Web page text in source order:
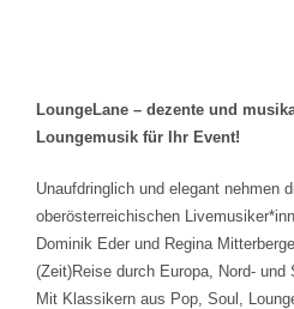
LoungeLane – dezente und
Loungemusik für Ihr Event!
Unaufdringlich und elegant nehmen
oberösterreichischen
Dominik Eder und Regina
(Zeit)Reise durch Europa, Nord- und
Mit Klassikern aus Pop, Soul,